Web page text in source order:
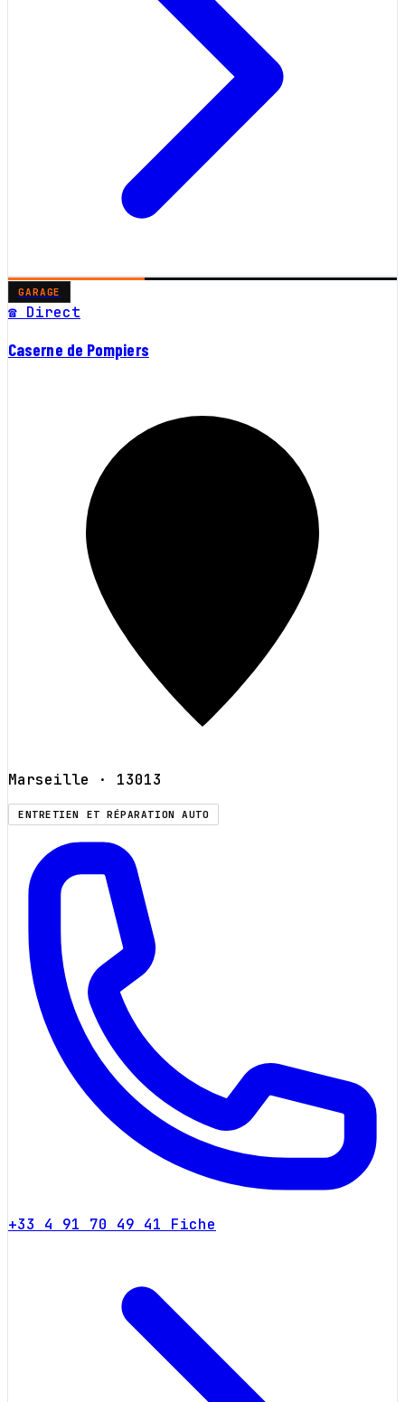
GARAGE
☎ Direct
Caserne de Pompiers
Marseille · 13013
ENTRETIEN ET RÉPARATION AUTO
+33 4 91 70 49 41 Fiche